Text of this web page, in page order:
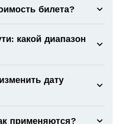
билета?
какой диапазон
дату
применяются?